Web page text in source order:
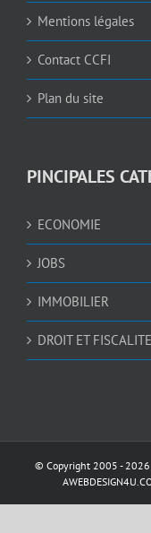
Mentions légales
Contact CCFI
Plan du site
PINCIPALES
ECONOMIE
JOBS
IMMOBILIER
DROIT ET FISCALITE
© Copyright 2005 - 2026